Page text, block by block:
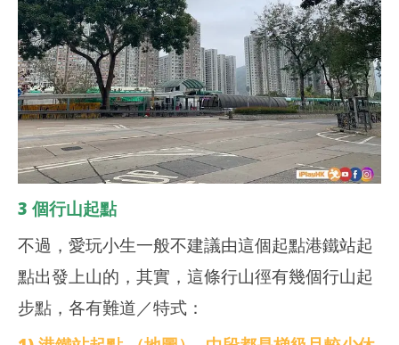
3 個行山起點
不過，愛玩小生一般不建議由這個起點港鐵站起
點出發上山的，其實，這條行山徑有幾個行山起
步點，各有難道／特式：